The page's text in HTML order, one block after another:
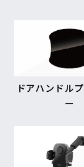
ドアハンドル
ー